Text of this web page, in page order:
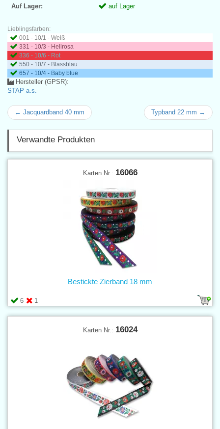
Auf Lager: auf Lager
Lieblingsfarben:
001 - 10/1 - Weiß
331 - 10/3 - Hellrosa
336 - 10/6 - Rot
550 - 10/7 - Blassblau
657 - 10/4 - Baby blue
Hersteller (GPSR):
STAP a.s.
← Jacquardband 40 mm Typband 22 mm →
Verwandte Produkten
Karten Nr.: 16066
6 1
Bestickte Zierband 18 mm
Karten Nr.: 16024